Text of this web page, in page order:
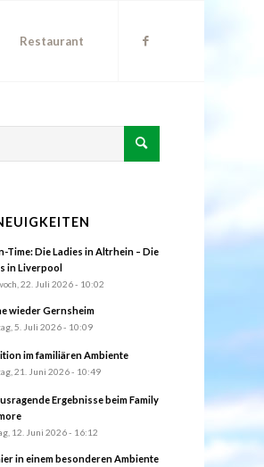
Restaurant
Time: Die Ladies in Altrhein – Die
in Liverpool
22. Juli 2026 - 10:02
wieder Gernsheim
5. Juli 2026 - 10:09
im familiären Ambiente
21. Juni 2026 - 10:49
Ergebnisse beim Family
12. Juni 2026 - 16:12
in einem besonderen Ambiente